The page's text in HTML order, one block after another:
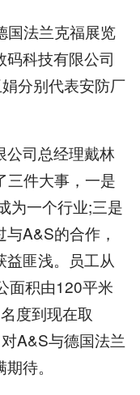
法兰克福展览
科技有限公司
分别代表安防厂
司总经理戴林
三件大事，一是
为一个行业;三是
A&S的合作，
益匪浅。员工从
面积由120平米
度到现在取
A&S与德国法兰
待。